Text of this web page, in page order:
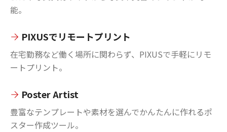
能。
PIXUSでリモートプリント
在宅勤務など働く場所に関わらず、PIXUSで手軽にリモ
ートプリント。
Poster Artist
豊富なテンプレートや素材を選んでかんたんに作れるポ
スター作成ツール。